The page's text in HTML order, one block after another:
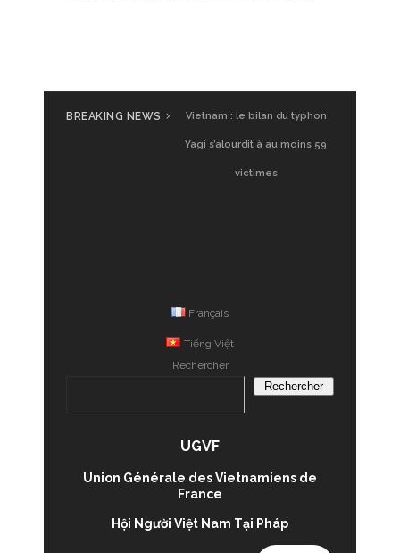
BREAKING NEWS Vietnam : le bilan du typhon
Yagi s’alourdit à au moins 59
victimes
Français
Tiếng Việt
Rechercher
Rechercher
UGVF
Union Générale des Vietnamiens de
France
Hội Người Việt Nam Tại Pháp